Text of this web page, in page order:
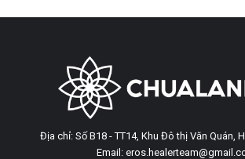
Địa chỉ: Số B18 - TT14, Khu Đô thị Văn Quán,
Email: